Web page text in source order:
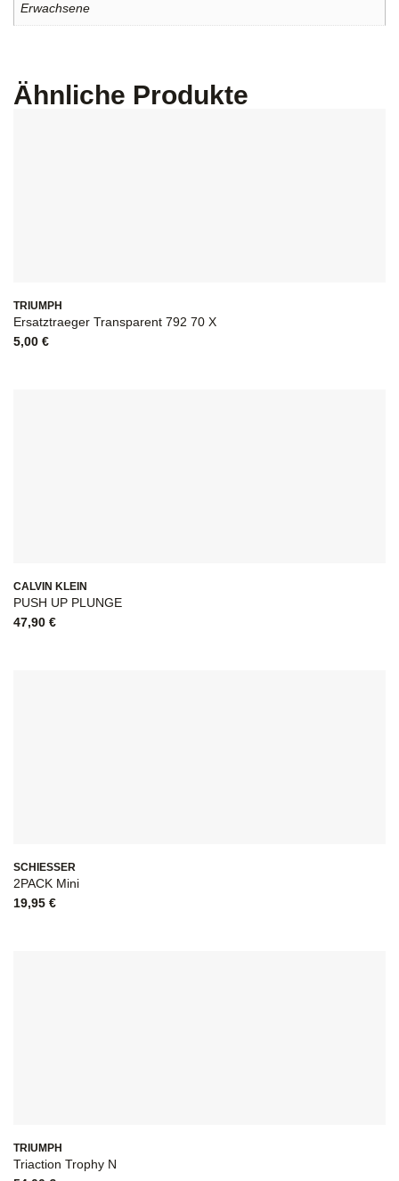
Erwachsene
Ähnliche Produkte
TRIUMPH
Ersatztraeger Transparent 792 70 X
5,00 €
CALVIN KLEIN
PUSH UP PLUNGE
47,90 €
SCHIESSER
2PACK Mini
19,95 €
TRIUMPH
Triaction Trophy N